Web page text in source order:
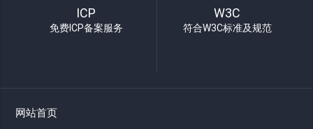
ICP
免费ICP备案服务
W3C
符合W3C标准及规范
网站首页